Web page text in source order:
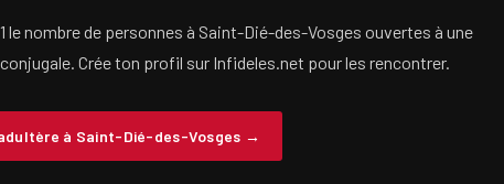
le nombre de personnes à Saint-Dié-des-Vosges ouvertes à une
Crée ton profil sur Infideles.net pour les rencontrer.
à Saint-Dié-des-Vosges →